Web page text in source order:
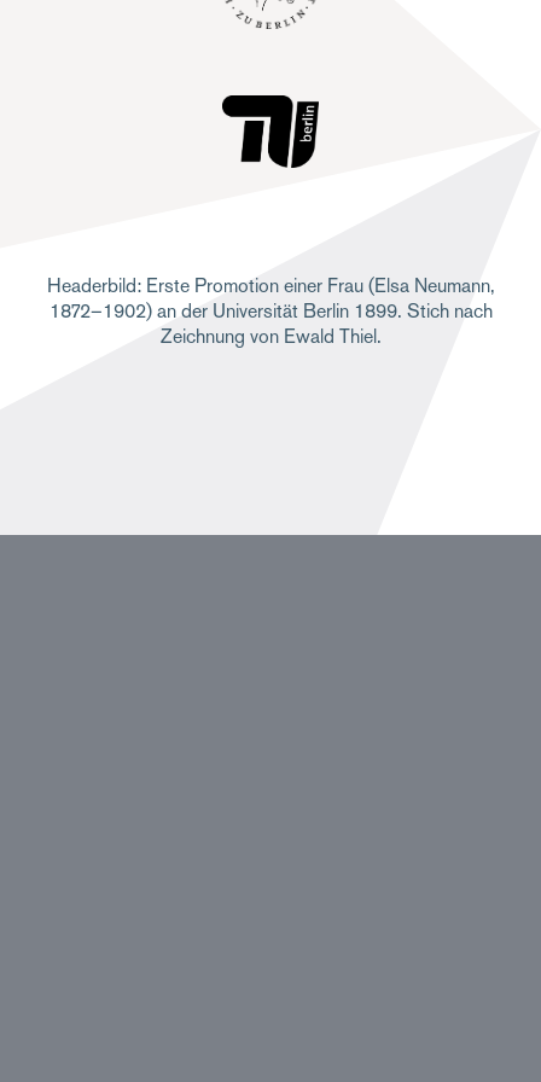
Headerbild: Erste Promotion einer Frau (Elsa Neumann,
1872–1902) an der Universität Berlin 1899. Stich nach
Zeichnung von Ewald Thiel.